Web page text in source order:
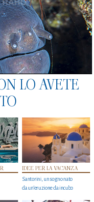
LO AVETE
IDEE PER LA VACANZA
Santorini, un sogno nato
da un’eruzione da incubo